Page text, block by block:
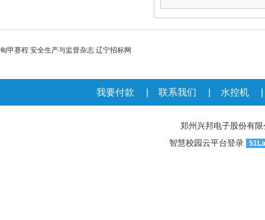
匈甲赛程 安全生产与监督杂志 辽宁招标网
我要付款 联系我们 水控机
郑州兴邦电子股份有
智慧校园云平台登录
51La